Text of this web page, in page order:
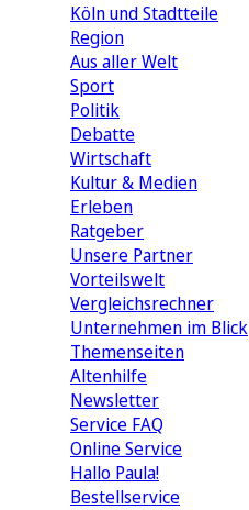
Köln und Stadtteile
Region
Aus aller Welt
Sport
Politik
Debatte
Wirtschaft
Kultur & Medien
Erleben
Ratgeber
Unsere Partner
Vorteilswelt
Vergleichsrechner
Unternehmen im Blick
Themenseiten
Altenhilfe
Newsletter
Service FAQ
Online Service
Hallo Paula!
Bestellservice